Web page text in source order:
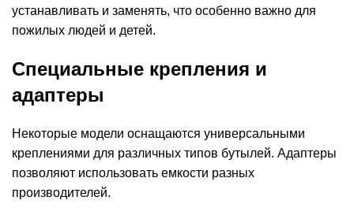
устанавливать и заменять, что особенно важно для
пожилых людей и детей.
Специальные крепления и
адаптеры
Некоторые модели оснащаются универсальными
креплениями для различных типов бутылей. Адаптеры
позволяют использовать емкости разных
производителей.